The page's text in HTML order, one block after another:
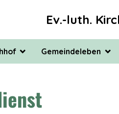
Ev.-luth.
Gemeindeleben